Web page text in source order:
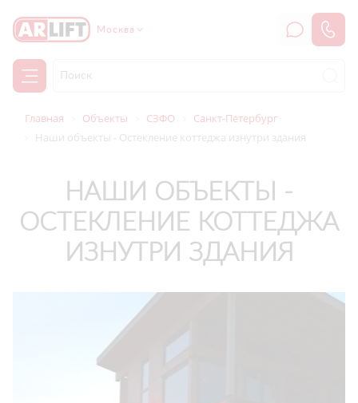
Москва
Главная Объекты СЗФО
Санкт-Петербург
Наши объекты - Остекление коттеджа изнутри здания
НАШИ ОБЪЕКТЫ -
ОСТЕКЛЕНИЕ КОТТЕДЖА
ИЗНУТРИ ЗДАНИЯ